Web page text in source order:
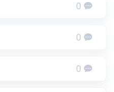
0
0
0